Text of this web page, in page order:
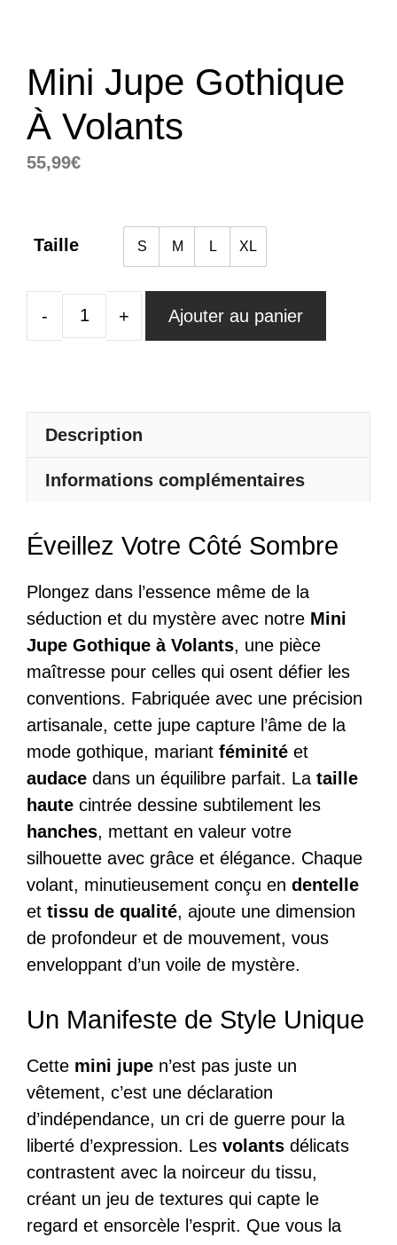
Mini Jupe Gothique
À Volants
55,99€
Taille S M L XL
quantité
Jupe
Gothique
Volants
Ajouter au panier
Description
Informations complémentaires
Éveillez Votre Côté Sombre
Plongez dans l’essence même de la
séduction et du mystère avec notre Mini
Jupe Gothique à Volants, une pièce
maîtresse pour celles qui osent défier les
conventions. Fabriquée avec une précision
artisanale, cette jupe capture l’âme de la
mode gothique, mariant féminité et
audace dans un équilibre parfait. La taille
haute cintrée dessine subtilement les
hanches, mettant en valeur votre
silhouette avec grâce et élégance. Chaque
volant, minutieusement conçu en dentelle
et tissu de qualité, ajoute une dimension
de profondeur et de mouvement, vous
enveloppant d’un voile de mystère.
Un Manifeste de Style Unique
Cette mini jupe n’est pas juste un
vêtement, c’est une déclaration
d’indépendance, un cri de guerre pour la
liberté d’expression. Les volants délicats
contrastent avec la noirceur du tissu,
créant un jeu de textures qui capte le
regard et ensorcèle l’esprit. Que vous la